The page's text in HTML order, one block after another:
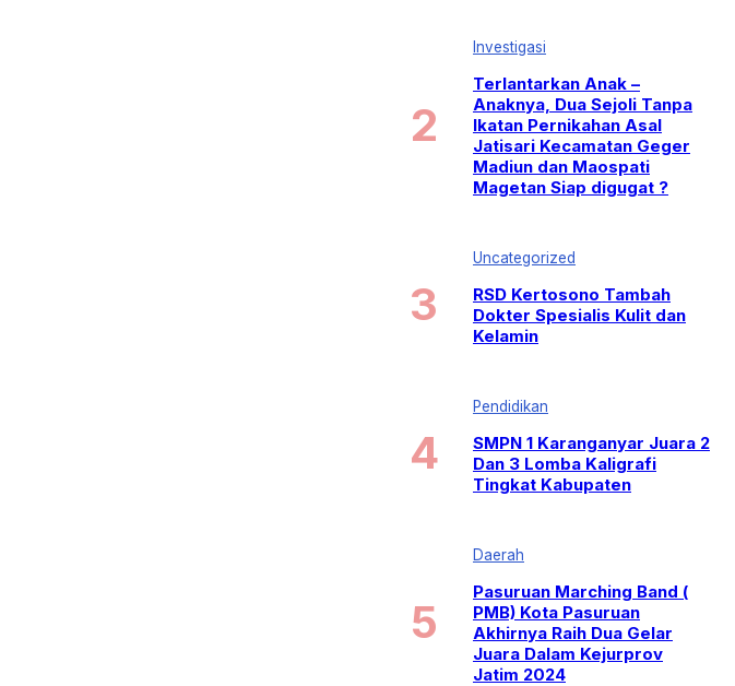
Investigasi
Terlantarkan Anak –
Anaknya, Dua Sejoli Tanpa
Ikatan Pernikahan Asal
Jatisari Kecamatan Geger
Madiun dan Maospati
Magetan Siap digugat ?
Uncategorized
RSD Kertosono Tambah
Dokter Spesialis Kulit dan
Kelamin
Pendidikan
SMPN 1 Karanganyar Juara 2
Dan 3 Lomba Kaligrafi
Tingkat Kabupaten
Daerah
Pasuruan Marching Band (
PMB) Kota Pasuruan
Akhirnya Raih Dua Gelar
Juara Dalam Kejurprov
Jatim 2024